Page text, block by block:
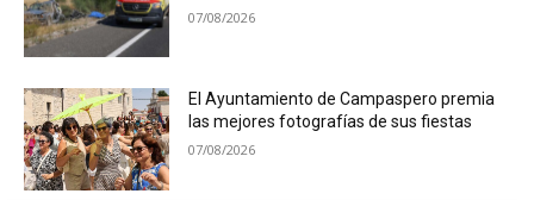
07/08/2026
El Ayuntamiento de Campaspero premia
las mejores fotografías de sus fiestas
07/08/2026